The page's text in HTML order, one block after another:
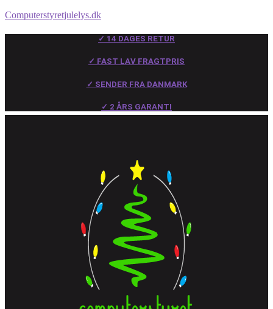
Computerstyretjulelys.dk
✓ 14 DAGES RETUR
✓ FAST LAV FRAGTPRIS
✓ SENDER FRA DANMARK
✓ 2 ÅRS GARANTI